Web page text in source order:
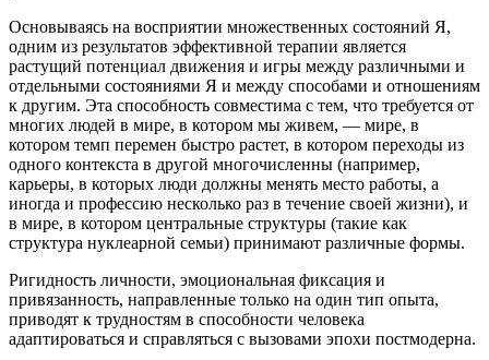
Основываясь на восприятии множественных состояний Я,
одним из результатов эффективной терапии является
растущий потенциал движения и игры между различными и
отдельными состояниями Я и между способами и отношениям
к другим. Эта способность совместима с тем, что требуется от
многих людей в мире, в котором мы живем, — мире, в
котором темп перемен быстро растет, в котором переходы из
одного контекста в другой многочисленны (например,
карьеры, в которых люди должны менять место работы, а
иногда и профессию несколько раз в течение своей жизни), и
в мире, в котором центральные структуры (такие как
структура нуклеарной семьи) принимают различные формы.
Ригидность личности, эмоциональная фиксация и
привязанность, направленные только на один тип опыта,
приводят к трудностям в способности человека
адаптироваться и справляться с вызовами эпохи постмодерна.